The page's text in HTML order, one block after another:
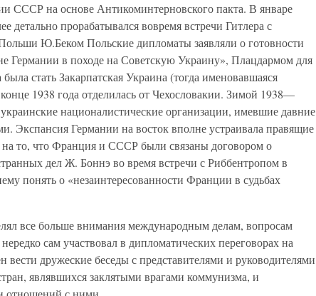
СССР на основе Антикоминтерновского пакта. В январе
детально прорабатывался вовремя встречи Гитлера с
Ю.Беком Польские дипломаты заявляли о готовности
Германии в походе на Советскую Украину», Плацдармом для
стать Закарпатская Украина (тогда именовавшаяся
1938 года отделилась от Чехословакии. Зимой 1938—
националистические организации, имевшие давние
Экспансия Германии на восток вполне устраивала правящие
на то, что Франция и СССР были связаны договором о
дел Ж. Боннэ во время встречи с Риббентропом в
понять о «незаинтересованности Франции в судьбах
все больше внимания международным делам, вопросам
сам участвовал в дипломатических переговорах на
дружеские беседы с представителями и руководителями
являвшихся заклятыми врагами коммунизма, и